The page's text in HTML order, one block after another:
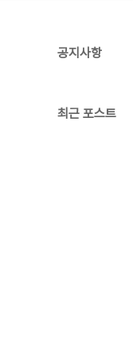
공지사항
최근 포스트